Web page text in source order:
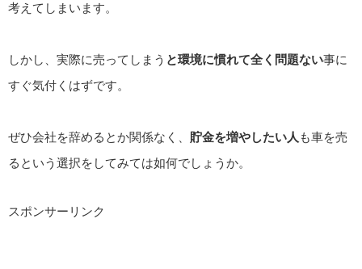
考えてしまいます。
しかし、実際に売ってしまう と環境に慣れて全く問題ない事に
すぐ気付くはずです。
ぜひ会社を辞めるとか関係なく、 貯金を増やしたい人 も車を売
るという選択をしてみては如何でしょうか。
スポンサーリンク